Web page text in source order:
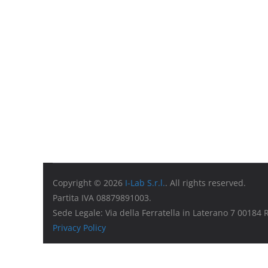
Copyright © 2026 I-Lab S.r.l.. All rights reserved.
Partita IVA 08879891003.
Sede Legale: Via della Ferratella in Laterano 7 00184
Privacy Policy